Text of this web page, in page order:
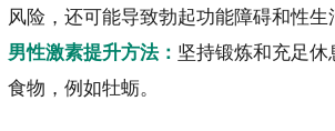
风险，还可能导致勃起功能障碍和性生
男性激素提升方法：坚持锻炼和充足
食物，例如牡蛎。